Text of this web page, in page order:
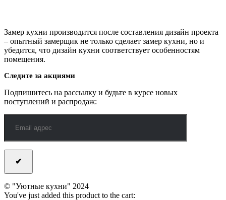
Замер кухни производится после составления дизайн проекта
– опытный замерщик не только сделает замер кухни, но и
убедится, что дизайн кухни соответствует особенностям
помещения.
Следите за акциями
Подпишитесь на рассылку и будьте в курсе новых
поступлений и распродаж:
© "Уютные кухни" 2024
You've just added this product to the cart: